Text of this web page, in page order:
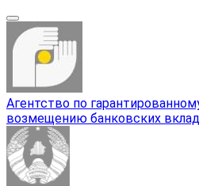
Агентство по
возмещению банковских